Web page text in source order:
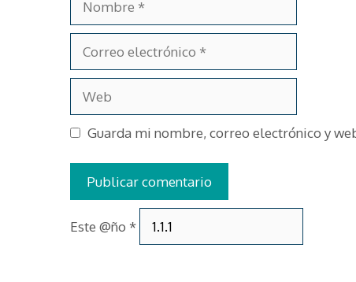
electrónico
Guarda mi nombre, correo electrónico y
Este @ño *